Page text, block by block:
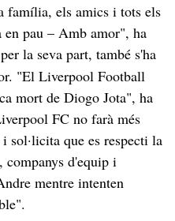
família, els amics i tots els
en pau – Amb amor", ha
la seva part, també s'ha
"El Liverpool Football
mort de Diogo Jota", ha
FC no farà més
sol·licita que es respecti la
d'equip i
mentre intenten